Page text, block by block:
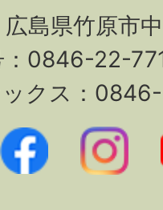
島県竹原市
：0846-22-
ックス：